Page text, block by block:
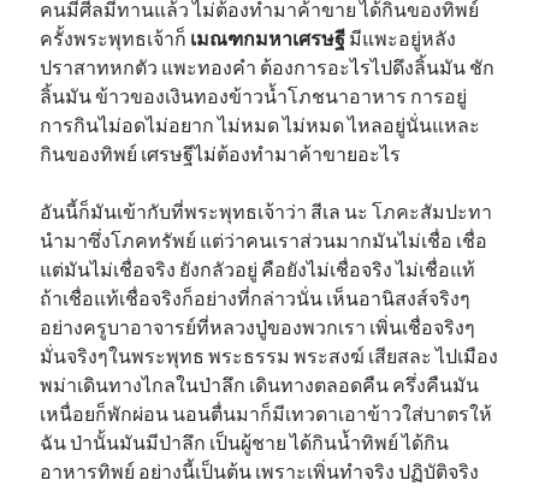
คนมีศีลมีทานแล้ว ไม่ต้องทำมาค้าขาย ได้กินของทิพย์
ครั้งพระพุทธเจ้าก็ เมณฑกมหาเศรษฐี มีแพะอยู่หลัง
ปราสาทหกตัว แพะทองคำ ต้องการอะไรไปดึงลิ้นมัน ชัก
ลิ้นมัน ข้าวของเงินทองข้าวน้ำโภชนาอาหาร การอยู่
การกินไม่อดไม่อยาก ไม่หมด ไม่หมด ไหลอยู่นั่นแหละ
กินของทิพย์ เศรษฐีไม่ต้องทำมาค้าขายอะไร
อันนี้ก็มันเข้ากับที่พระพุทธเจ้าว่า สีเล นะ โภคะสัมปะทา
นำมาซึ่งโภคทรัพย์ แต่ว่าคนเราส่วนมากมันไม่เชื่อ เชื่อ
แต่มันไม่เชื่อจริง ยังกลัวอยู่ คือยังไม่เชื่อจริง ไม่เชื่อแท้
ถ้าเชื่อแท้เชื่อจริงก็อย่างที่กล่าวนั่น เห็นอานิสงส์จริงๆ
อย่างครูบาอาจารย์ที่หลวงปู่ของพวกเรา เพิ่นเชื่อจริงๆ
มั่นจริงๆในพระพุทธ พระธรรม พระสงฆ์ เสียสละ ไปเมือง
พม่าเดินทางไกลในป่าลึก เดินทางตลอดคืน ครึ่งคืนมัน
เหนื่อยก็พักผ่อน นอนตื่นมาก็มีเทวดาเอาข้าวใส่บาตรให้
ฉัน ป่านั้นมันมีป่าลึก เป็นผู้ชาย ได้กินน้ำทิพย์ ได้กิน
อาหารทิพย์ อย่างนี้เป็นต้น เพราะเพิ่นทำจริง ปฏิบัติจริง